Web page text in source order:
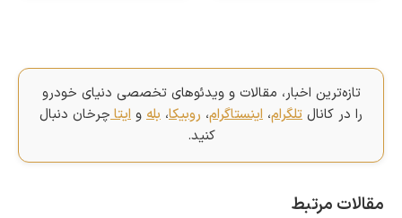
تازه‌ترین اخبار، مقالات و ویدئوهای تخصصی دنیای خودرو
را در کانال تلگرام، اینستاگرام، روبیکا، بله و ایتاچرخان دنبال
کنید.
مقالات مرتبط